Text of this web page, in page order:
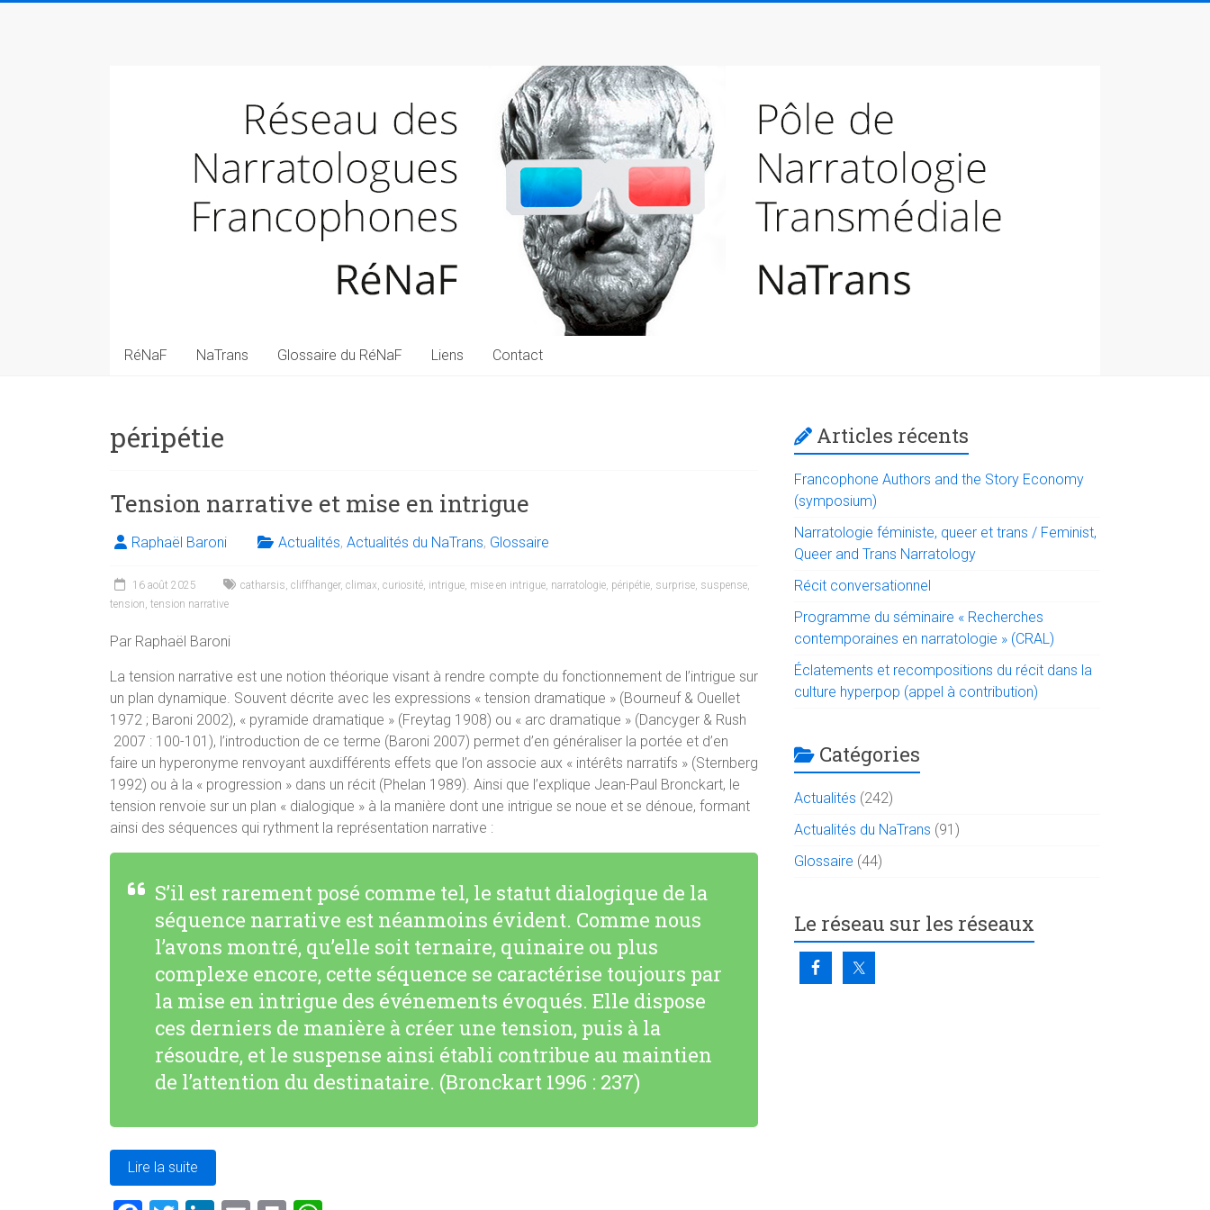
narratologues
francophone
(RéNaF)
RéNaF NaTrans Glossaire du RéNaF Liens Contact
péripétie
Tension narrative et mise en intrigue
Raphaël Baroni Actualités, Actualités du NaTrans, Glossaire
16 août 2025 catharsis, cliffhanger, climax, curiosité, intrigue, mise en intrigue, narratologie, péripétie, surprise, suspense,
tension, tension narrative
Par Raphaël Baroni
La tension narrative est une notion théorique visant à rendre compte du fonctionnement de l’intrigue sur
un plan dynamique. Souvent décrite avec les expressions « tension dramatique » (Bourneuf & Ouellet
1972 ; Baroni 2002), « pyramide dramatique » (Freytag 1908) ou « arc dramatique » (Dancyger & Rush
2007 : 100-101), l’introduction de ce terme (Baroni 2007) permet d’en généraliser la portée et d’en
faire un hyperonyme renvoyant auxdifférents effets que l’on associe aux « intérêts narratifs » (Sternberg
1992) ou à la « progression » dans un récit (Phelan 1989). Ainsi que l’explique Jean-Paul Bronckart, le
tension renvoie sur un plan « dialogique » à la manière dont une intrigue se noue et se dénoue, formant
ainsi des séquences qui rythment la représentation narrative :
S’il est rarement posé comme tel, le statut dialogique de la
séquence narrative est néanmoins évident. Comme nous
l’avons montré, qu’elle soit ternaire, quinaire ou plus
complexe encore, cette séquence se caractérise toujours par
la mise en intrigue des événements évoqués. Elle dispose
ces derniers de manière à créer une tension, puis à la
résoudre, et le suspense ainsi établi contribue au maintien
de l’attention du destinataire. (Bronckart 1996 : 237)
Lire la suite
Articles récents
Francophone Authors and the Story Economy
(symposium)
Narratologie féministe, queer et trans / Feminist,
Queer and Trans Narratology
Récit conversationnel
Programme du séminaire « Recherches
contemporaines en narratologie » (CRAL)
Éclatements et recompositions du récit dans la
culture hyperpop (appel à contribution)
Catégories
Actualités (242)
Actualités du NaTrans (91)
Glossaire (44)
Le réseau sur les réseaux